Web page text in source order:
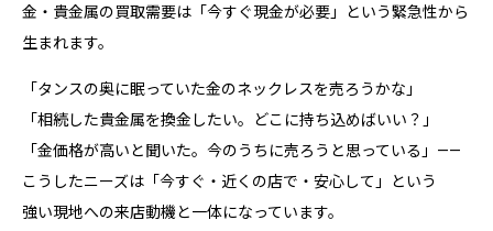
金・貴金属の買取需要は「今すぐ現金が必要」という緊急性から
生まれます。
「タンスの奥に眠っていた金のネックレスを売ろうかな」
「相続した貴金属を換金したい。どこに持ち込めばいい？」
「金価格が高いと聞いた。今のうちに売ろうと思っている」——
こうしたニーズは「今すぐ・近くの店で・安心して」という
強い現地への来店動機と一体になっています。